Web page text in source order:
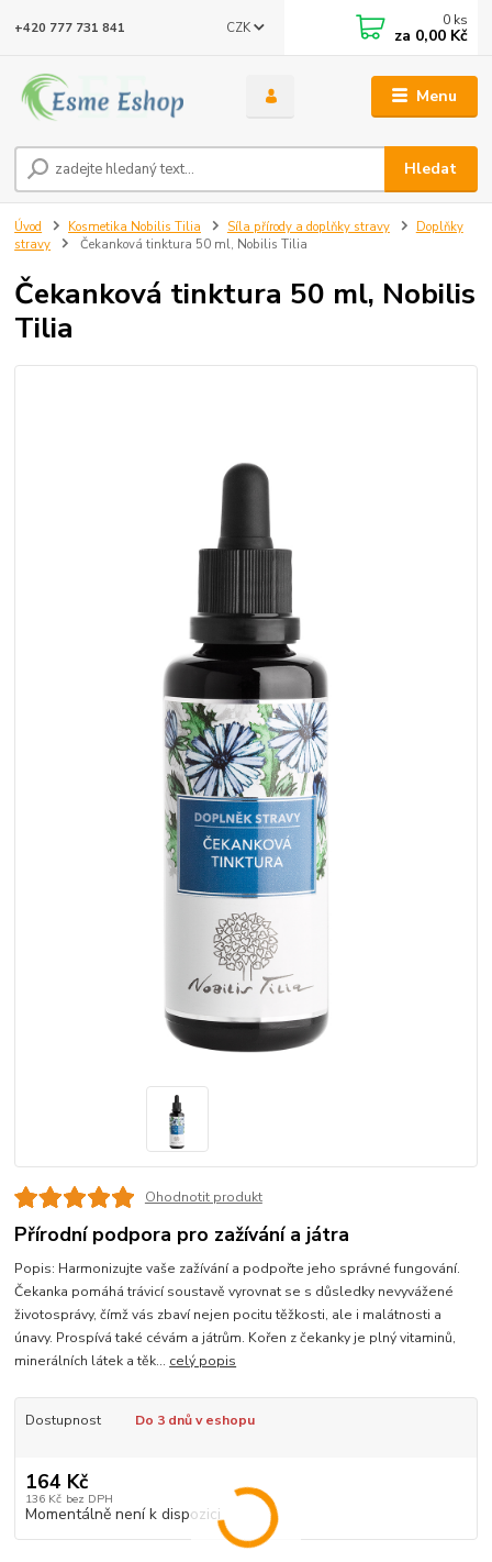
Menu
CZK
Hledat
+420 777 731 841 0 ks
za 0,00 Kč
Úvod Kosmetika Nobilis Tilia Síla přírody a doplňky stravy
Doplňky
stravy
Čekanková tinktura 50 ml, Nobilis Tilia
Čekanková tinktura 50 ml, Nobilis
Tilia
Ohodnotit produkt
Přírodní podpora pro zažívání a játra
Popis: Harmonizujte vaše zažívání a podpořte jeho správné fungování.
Čekanka pomáhá trávicí soustavě vyrovnat se s důsledky nevyvážené
životosprávy, čímž vás zbaví nejen pocitu těžkosti, ale i malátnosti a
únavy. Prospívá také cévám a játrům. Kořen z čekanky je plný vitaminů,
minerálních látek a těk... celý popis
Dostupnost Do 3 dnů v eshopu
164 Kč
136 Kč bez DPH
Momentálně není k dispozici